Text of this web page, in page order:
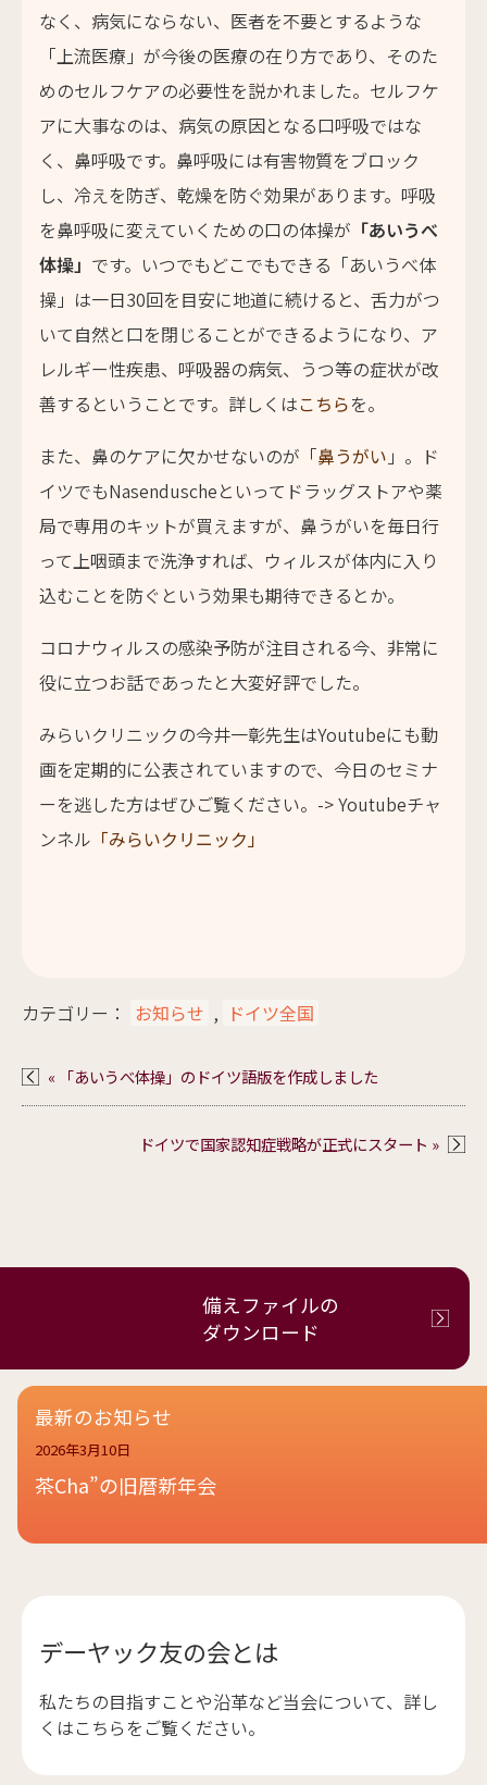
なく、病気にならない、医者を不要とするような
「上流医療」が今後の医療の在り方であり、そのた
めのセルフケアの必要性を説かれました。セルフケ
アに大事なのは、病気の原因となる口呼吸ではな
く、鼻呼吸です。鼻呼吸には有害物質をブロック
し、冷えを防ぎ、乾燥を防ぐ効果があります。呼吸
を鼻呼吸に変えていくための口の体操が 「あいうべ
体操」 です。いつでもどこでもできる「あいうべ体
操」は一日30回を目安に地道に続けると、舌力がつ
いて自然と口を閉じることができるようになり、ア
レルギー性疾患、呼吸器の病気、うつ等の症状が改
善するということです。詳しくはこちらを。
また、鼻のケアに欠かせないのが「鼻うがい 」。ド
イツでもNasenduscheといってドラッグストアや薬
局で専用のキットが買えますが、鼻うがいを毎日行
って上咽頭まで洗浄すれば、ウィルスが体内に入り
込むことを防ぐという効果も期待できるとか。
コロナウィルスの感染予防が注目される今、非常に
役に立つお話であったと大変好評でした。
みらいクリニックの今井一彰先生はYoutubeにも動
画を定期的に公表されていますので、今日のセミナ
ーを逃した方はぜひご覧ください。-> Youtubeチャ
ンネル 「みらいクリニック」
カテゴリー： お知らせ , ドイツ全国
« 「あいうべ体操」のドイツ語版を作成しました
ドイツで国家認知症戦略が正式にスタート »
備えファイルの
ダウンロード
最新のお知らせ
2026年3月10日
茶Cha”の旧暦新年会
デーヤック友の会とは
私たちの目指すことや沿革など当会について、詳し
くはこちらをご覧ください。